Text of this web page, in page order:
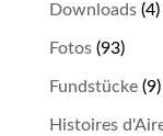
Downloads(4)
Fotos(93)
Fundstücke(9)
Histoires